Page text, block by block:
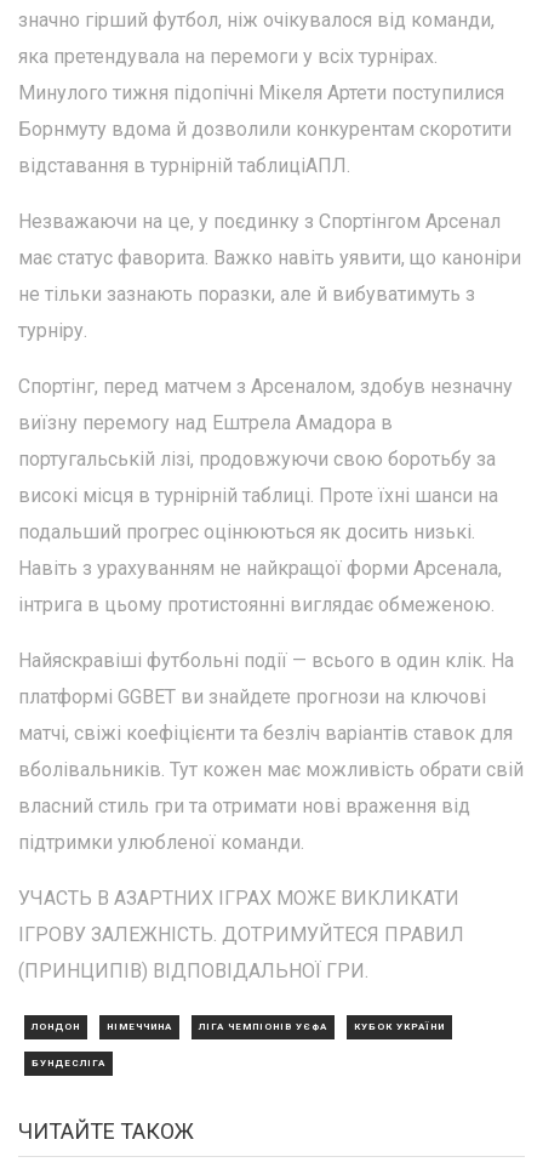
значно гірший футбол, ніж очікувалося від команди,
яка претендувала на перемоги у всіх турнірах.
Минулого тижня підопічні Мікеля Артети поступилися
Борнмуту вдома й дозволили конкурентам скоротити
відставання в турнірній таблиціАПЛ.
Незважаючи на це, у поєдинку з Спортінгом Арсенал
має статус фаворита. Важко навіть уявити, що каноніри
не тільки зазнають поразки, але й вибуватимуть з
турніру.
Спортінг, перед матчем з Арсеналом, здобув незначну
виїзну перемогу над Ештрела Амадора в
португальській лізі, продовжуючи свою боротьбу за
високі місця в турнірній таблиці. Проте їхні шанси на
подальший прогрес оцінюються як досить низькі.
Навіть з урахуванням не найкращої форми Арсенала,
інтрига в цьому протистоянні виглядає обмеженою.
Найяскравіші футбольні події — всього в один клік. На
платформі GGBET ви знайдете прогнози на ключові
матчі, свіжі коефіцієнти та безліч варіантів ставок для
вболівальників. Тут кожен має можливість обрати свій
власний стиль гри та отримати нові враження від
підтримки улюбленої команди.
УЧАСТЬ В АЗАРТНИХ ІГРАХ МОЖЕ ВИКЛИКАТИ
ІГРОВУ ЗАЛЕЖНІСТЬ. ДОТРИМУЙТЕСЯ ПРАВИЛ
(ПРИНЦИПІВ) ВІДПОВІДАЛЬНОЇ ГРИ.
ЛОНДОН НІМЕЧЧИНА ЛІГА ЧЕМПІОНІВ УЄФА КУБОК УКРАЇНИ
БУНДЕСЛІГА
ЧИТАЙТЕ ТАКОЖ